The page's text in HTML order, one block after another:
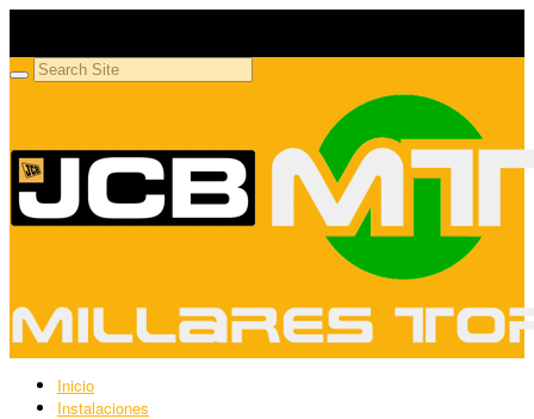
Inicio
Instalaciones